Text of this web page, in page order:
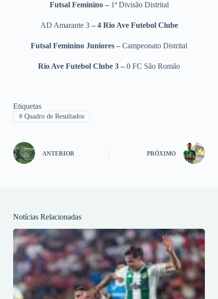
Futsal Feminino – 1ª Divisão Distrital
AD Amarante 3– 4 Rio Ave Futebol Clube
Futsal Feminino Juniores – Campeonato Distrital
Rio Ave Futebol Clube 3 – 0 FC São Romão
Etiquetas
#Quadro de Resultados
ANTERIOR PRÓXIMO
Notícias Relacionadas